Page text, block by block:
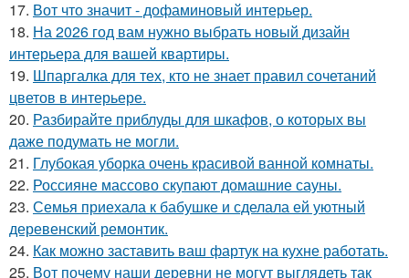
17. Вот что значит - дофаминовый интерьер.
18. На 2026 год вам нужно выбрать новый дизайн
интерьера для вашей квартиры.
19. Шпаргалка для тех, кто не знает правил сочетаний
цветов в интерьере.
20. Разбирайте приблуды для шкафов, о которых вы
даже подумать не могли.
21. Глубокая уборка очень красивой ванной комнаты.
22. Россияне массово скупают домашние сауны.
23. Семья приехала к бабушке и сделала ей уютный
деревенский ремонтик.
24. Как можно заставить ваш фартук на кухне работать.
25. Вот почему наши деревни не могут выглядеть так